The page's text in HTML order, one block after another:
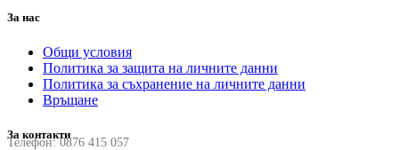
За нас
Общи условия
Политика за защита на личните данни
Политика за съхранение на личните данни
Връщане
За контакти
Телефон:0876 415 057